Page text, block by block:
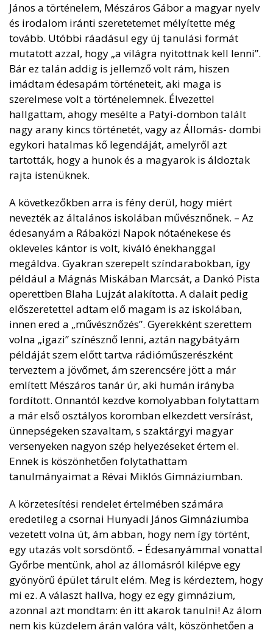
János a történelem, Mészáros Gábor a magyar nyelv
és irodalom iránti szeretetemet mélyítette még
tovább. Utóbbi ráadásul egy új tanulási formát
mutatott azzal, hogy „a világra nyitottnak kell lenni”.
Bár ez talán addig is jellemző volt rám, hiszen
imádtam édesapám történeteit, aki maga is
szerelmese volt a történelemnek. Élvezettel
hallgattam, ahogy mesélte a Patyi-dombon talált
nagy arany kincs történetét, vagy az Állomás- dombi
egykori hatalmas kő legendáját, amelyről azt
tartották, hogy a hunok és a magyarok is áldoztak
rajta istenüknek.
A következőkben arra is fény derül, hogy miért
nevezték az általános iskolában művésznőnek. – Az
édesanyám a Rábaközi Napok nótaénekese és
okleveles kántor is volt, kiváló énekhanggal
megáldva. Gyakran szerepelt színdarabokban, így
például a Mágnás Miskában Marcsát, a Dankó Pista
operettben Blaha Lujzát alakította. A dalait pedig
előszeretettel adtam elő magam is az iskolában,
innen ered a „művésznőzés”. Gyerekként szerettem
volna „igazi” színésznő lenni, aztán nagybátyám
példáját szem előtt tartva rádióműszerészként
terveztem a jövőmet, ám szerencsére jött a már
említett Mészáros tanár úr, aki humán irányba
fordított. Onnantól kezdve komolyabban folytattam
a már első osztályos koromban elkezdett versírást,
ünnepségeken szavaltam, s szaktárgyi magyar
versenyeken nagyon szép helyezéseket értem el.
Ennek is köszönhetően folytathattam
tanulmányaimat a Révai Miklós Gimnáziumban.
A körzetesítési rendelet értelmében számára
eredetileg a csornai Hunyadi János Gimnáziumba
vezetett volna út, ám abban, hogy nem így történt,
egy utazás volt sorsdöntő. – Édesanyámmal vonattal
Győrbe mentünk, ahol az állomásról kilépve egy
gyönyörű épület tárult elém. Meg is kérdeztem, hogy
mi ez. A választ hallva, hogy ez egy gimnázium,
azonnal azt mondtam: én itt akarok tanulni! Az álom
nem kis küzdelem árán valóra vált, köszönhetően a